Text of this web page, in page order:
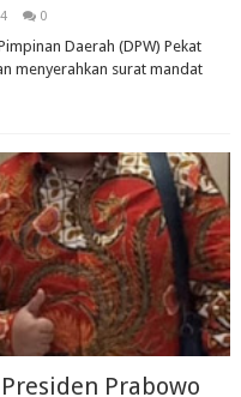
0
Daerah (DPW) Pekat
menyerahkan surat mandat
Prabowo